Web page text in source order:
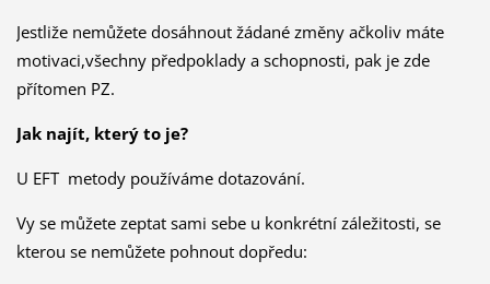
Jestliže nemůžete dosáhnout žádané změny ačkoliv máte
motivaci,všechny předpoklady a schopnosti, pak je zde
přítomen PZ.
Jak najít, který to je?
U EFT metody používáme dotazování.
Vy se můžete zeptat sami sebe u konkrétní záležitosti, se
kterou se nemůžete pohnout dopředu: